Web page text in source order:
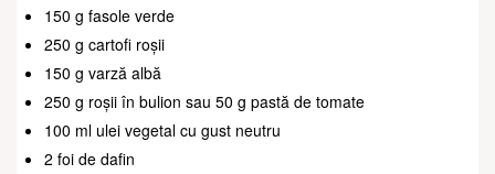
150 g fasole verde
250 g cartofi roșii
150 g varză albă
250 g roșii în bulion sau 50 g pastă de tomate
100 ml ulei vegetal cu gust neutru
2 foi de dafin